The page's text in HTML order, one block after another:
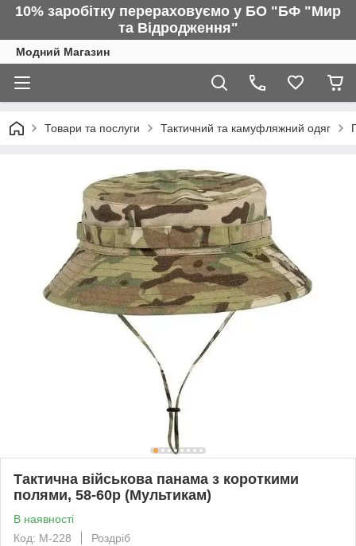
10% заробітку перераховуємо у БО "БФ "Мир
та Відродження"
Модний Магазин
Товари та послуги Тактичний та камуфляжний одяг
Тактична військова панама з короткими
полями, 58-60р (Мультикам)
В наявності
Код: M-228
Роздріб